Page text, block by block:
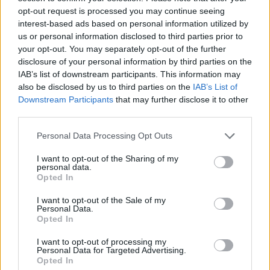
opt-out request is processed you may continue seeing
interest-based ads based on personal information utilized by
us or personal information disclosed to third parties prior to
your opt-out. You may separately opt-out of the further
disclosure of your personal information by third parties on the
IAB’s list of downstream participants. This information may
also be disclosed by us to third parties on the IAB’s List of
Downstream Participants that may further disclose it to other
Personal Data Processing Opt Outs
I want to opt-out of the Sharing of my
personal data.
Opted In
I want to opt-out of the Sale of my
Personal Data.
Opted In
I want to opt-out of processing my
Personal Data for Targeted Advertising.
Opted In
felsökning
Ford Mustang e Mac 2023 4 svar
Senaste inlägget av KenthIJ2 fredag 12:37 i El- och hybridbilar
244 motorbyte till d5252t
Senaste inlägget av Jeppegaming fredag 00:53iMotorteknik
(Avancerad)
felsökning
Senaste projektinläggen
Volvo Amazon 1965
Senaste inlägget av tomhjort för 44 minuter sedaniProjekt
A90 Supra
Senaste inlägget av Rikard_Persson för 2 timmar sedan
Projekt